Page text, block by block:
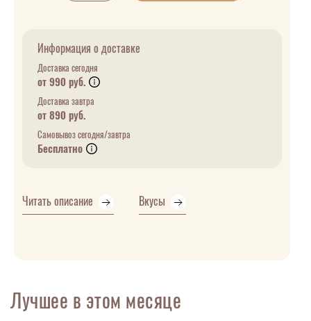
Информация о доставке
Доставка сегодня
от 990 руб.
Доставка завтра
от 890 руб.
Самовывоз сегодня/завтра
Бесплатно
Читать описание Вкусы
Лучшее в этом месяце